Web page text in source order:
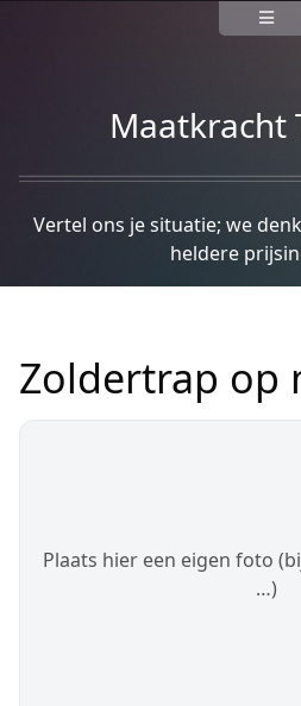
Maatkracht
Vertel ons je situatie; we
heldere
Zoldertrap op
Plaats hier een eigen foto
…)